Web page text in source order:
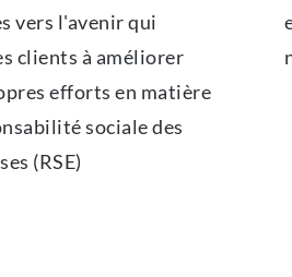
vers l'avenir qui
clients à améliorer
efforts en matière
sociale des
(RSE)